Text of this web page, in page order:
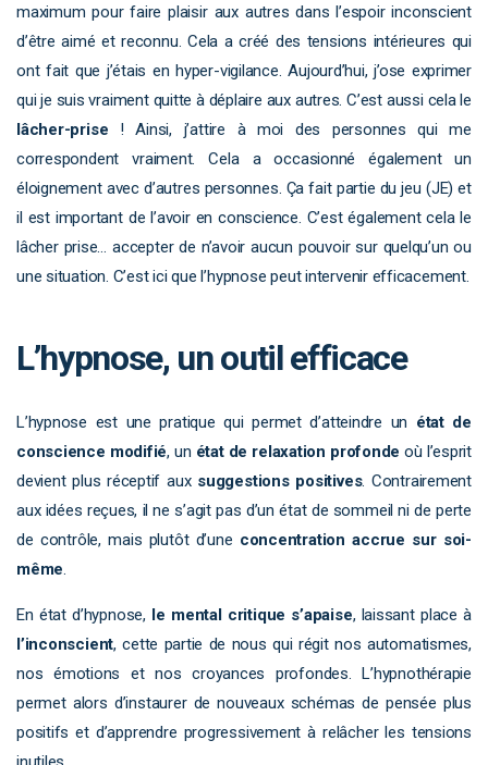
maximum pour faire plaisir aux autres dans l’espoir inconscient
d’être aimé et reconnu. Cela a créé des tensions intérieures qui
ont fait que j’étais en hyper-vigilance. Aujourd’hui, j’ose exprimer
qui je suis vraiment quitte à déplaire aux autres. C’est aussi cela le
lâcher-prise ! Ainsi, j’attire à moi des personnes qui me
correspondent vraiment. Cela a occasionné également un
éloignement avec d’autres personnes. Ça fait partie du jeu (JE) et
il est important de l’avoir en conscience. C’est également cela le
lâcher prise… accepter de n’avoir aucun pouvoir sur quelqu’un ou
une situation. C’est ici que l’hypnose peut intervenir efficacement.
L’hypnose, un outil efficace
L’hypnose est une pratique qui permet d’atteindre un état de
conscience modifié, un état de relaxation profonde où l’esprit
devient plus réceptif aux suggestions positives. Contrairement
aux idées reçues, il ne s’agit pas d’un état de sommeil ni de perte
de contrôle, mais plutôt d’une concentration accrue sur soi-
même
En état d’hypnose, le mental critique s’apaise, laissant place à
l’inconscient, cette partie de nous qui régit nos automatismes,
nos émotions et nos croyances profondes. L’hypnothérapie
permet alors d’instaurer de nouveaux schémas de pensée plus
positifs et d’apprendre progressivement à relâcher les tensions